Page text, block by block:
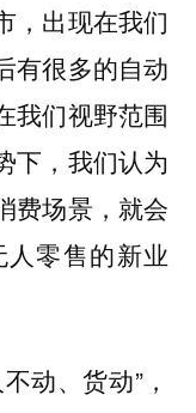
，出现在我们
有很多的自动
我们视野范围
下，我们认为
费场景，就会
零售的新业
动、货动”，